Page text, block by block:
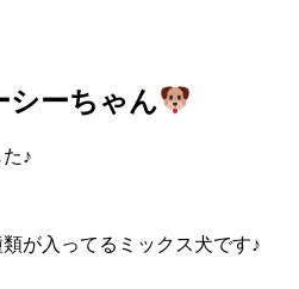
シーちゃん
♪
が入ってるミックス犬です♪